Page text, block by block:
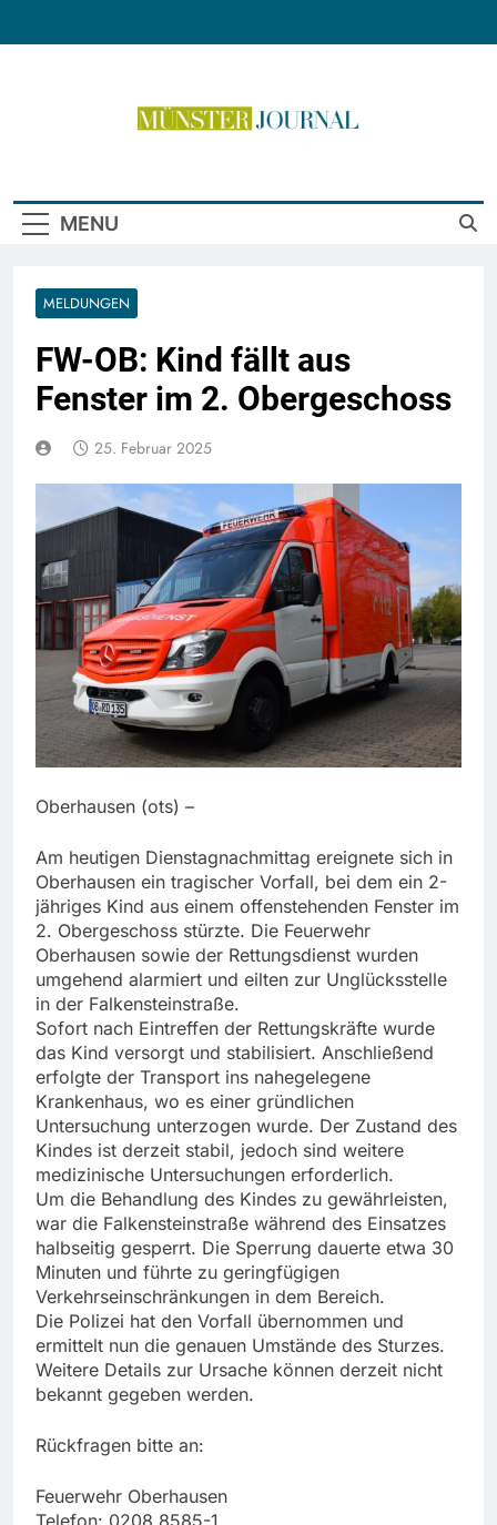
MENU
MELDUNGEN
FW-OB: Kind fällt aus
Fenster im 2. Obergeschoss
25. Februar 2025
Oberhausen (ots) –
Am heutigen Dienstagnachmittag ereignete sich in
Oberhausen ein tragischer Vorfall, bei dem ein 2-
jähriges Kind aus einem offenstehenden Fenster im
2. Obergeschoss stürzte. Die Feuerwehr
Oberhausen sowie der Rettungsdienst wurden
umgehend alarmiert und eilten zur Unglücksstelle
in der Falkensteinstraße.
Sofort nach Eintreffen der Rettungskräfte wurde
das Kind versorgt und stabilisiert. Anschließend
erfolgte der Transport ins nahegelegene
Krankenhaus, wo es einer gründlichen
Untersuchung unterzogen wurde. Der Zustand des
Kindes ist derzeit stabil, jedoch sind weitere
medizinische Untersuchungen erforderlich.
Um die Behandlung des Kindes zu gewährleisten,
war die Falkensteinstraße während des Einsatzes
halbseitig gesperrt. Die Sperrung dauerte etwa 30
Minuten und führte zu geringfügigen
Verkehrseinschränkungen in dem Bereich.
Die Polizei hat den Vorfall übernommen und
ermittelt nun die genauen Umstände des Sturzes.
Weitere Details zur Ursache können derzeit nicht
bekannt gegeben werden.
Rückfragen bitte an:
Feuerwehr Oberhausen
Telefon: 0208 8585-1